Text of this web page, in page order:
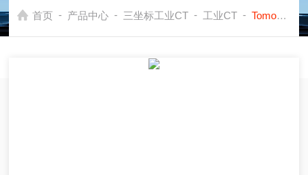
首页 - 产品中心 - 三坐标工业CT - 工业CT - TomoScope S FQ瑞士丹青在线X射线三坐标测量机工业CT